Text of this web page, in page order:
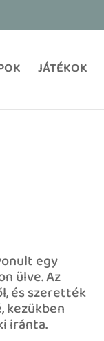
JÁTÉKOK
egy
ülve. Az
és szerették
kezükben
iránta.